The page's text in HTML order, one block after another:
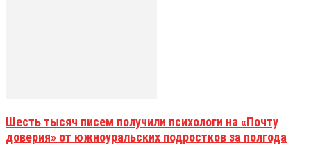
Шесть тысяч писем получили психологи на «Почту
доверия» от южноуральских подростков за полгода